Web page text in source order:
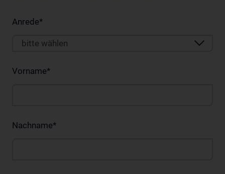
Anrede*
bitte wählen
Vorname*
Nachname*